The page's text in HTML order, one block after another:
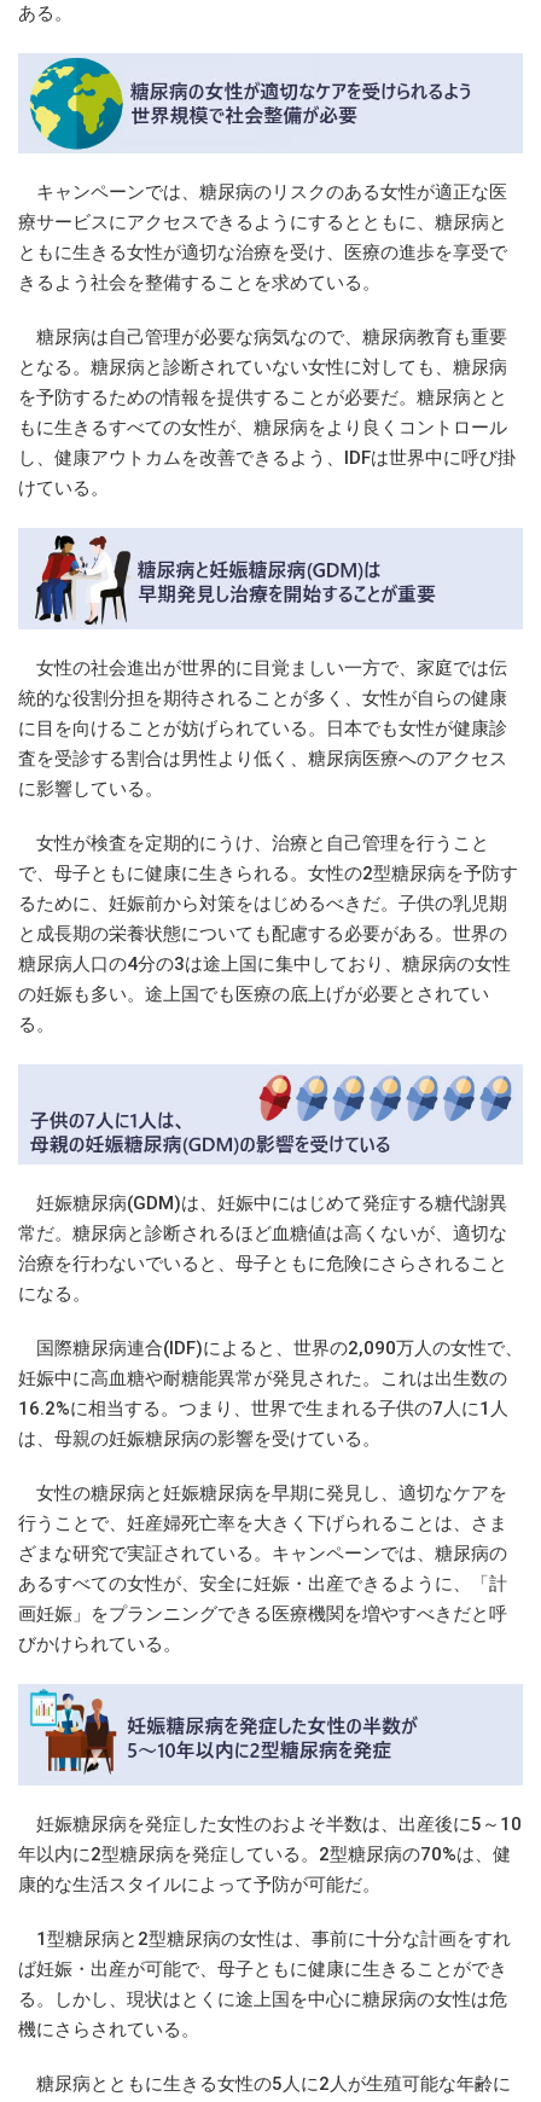
ある。
キャンペーンでは、糖尿病のリスクのある女性が適正な医
療サービスにアクセスできるようにするとともに、糖尿病と
ともに生きる女性が適切な治療を受け、医療の進歩を享受で
きるよう社会を整備することを求めている。
糖尿病は自己管理が必要な病気なので、糖尿病教育も重要
となる。糖尿病と診断されていない女性に対しても、糖尿病
を予防するための情報を提供することが必要だ。糖尿病とと
もに生きるすべての女性が、糖尿病をより良くコントロール
し、健康アウトカムを改善できるよう、IDFは世界中に呼び掛
けている。
女性の社会進出が世界的に目覚ましい一方で、家庭では伝
統的な役割分担を期待されることが多く、女性が自らの健康
に目を向けることが妨げられている。日本でも女性が健康診
査を受診する割合は男性より低く、糖尿病医療へのアクセス
に影響している。
女性が検査を定期的にうけ、治療と自己管理を行うこと
で、母子ともに健康に生きられる。女性の2型糖尿病を予防す
るために、妊娠前から対策をはじめるべきだ。子供の乳児期
と成長期の栄養状態についても配慮する必要がある。世界の
糖尿病人口の4分の3は途上国に集中しており、糖尿病の女性
の妊娠も多い。途上国でも医療の底上げが必要とされてい
る。
妊娠糖尿病(GDM)は、妊娠中にはじめて発症する糖代謝異
常だ。糖尿病と診断されるほど血糖値は高くないが、適切な
治療を行わないでいると、母子ともに危険にさらされること
になる。
国際糖尿病連合(IDF)によると、世界の2,090万人の女性で、
妊娠中に高血糖や耐糖能異常が発見された。これは出生数の
16.2%に相当する。つまり、世界で生まれる子供の7人に1人
は、母親の妊娠糖尿病の影響を受けている。
女性の糖尿病と妊娠糖尿病を早期に発見し、適切なケアを
行うことで、妊産婦死亡率を大きく下げられることは、さま
ざまな研究で実証されている。キャンペーンでは、糖尿病の
あるすべての女性が、安全に妊娠・出産できるように、「計
画妊娠」をプランニングできる医療機関を増やすべきだと呼
びかけられている。
妊娠糖尿病を発症した女性のおよそ半数は、出産後に5～10
年以内に2型糖尿病を発症している。2型糖尿病の70%は、健
康的な生活スタイルによって予防が可能だ。
1型糖尿病と2型糖尿病の女性は、事前に十分な計画をすれ
ば妊娠・出産が可能で、母子ともに健康に生きることができ
る。しかし、現状はとくに途上国を中心に糖尿病の女性は危
機にさらされている。
糖尿病とともに生きる女性の5人に2人が生殖可能な年齢に